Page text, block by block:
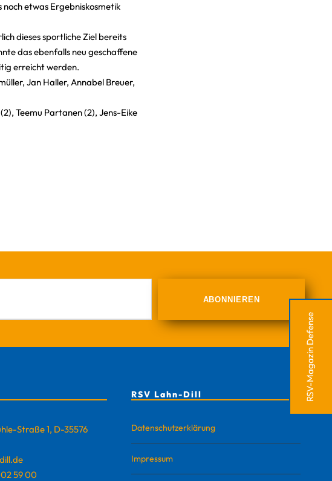
noch etwas Ergebniskosmetik
dieses sportliche Ziel bereits
das ebenfalls neu geschaffene
erreicht werden.
Jan Haller, Annabel Breuer,
Teemu Partanen (2), Jens-Eike
Straße 1, D-35576
59 00
RSV Lahn-Dill
Datenschutzerklärung
Impressum
RSV-Magazin Defense